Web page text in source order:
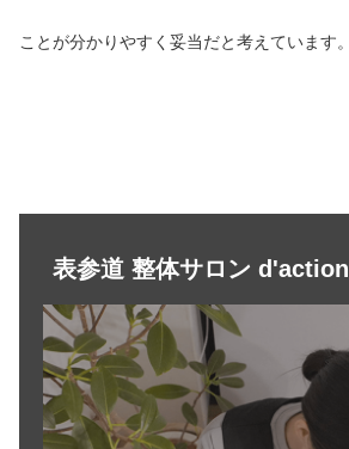
ことが分かりやすく妥当だと考えています。
表参道 整体サロン d'action